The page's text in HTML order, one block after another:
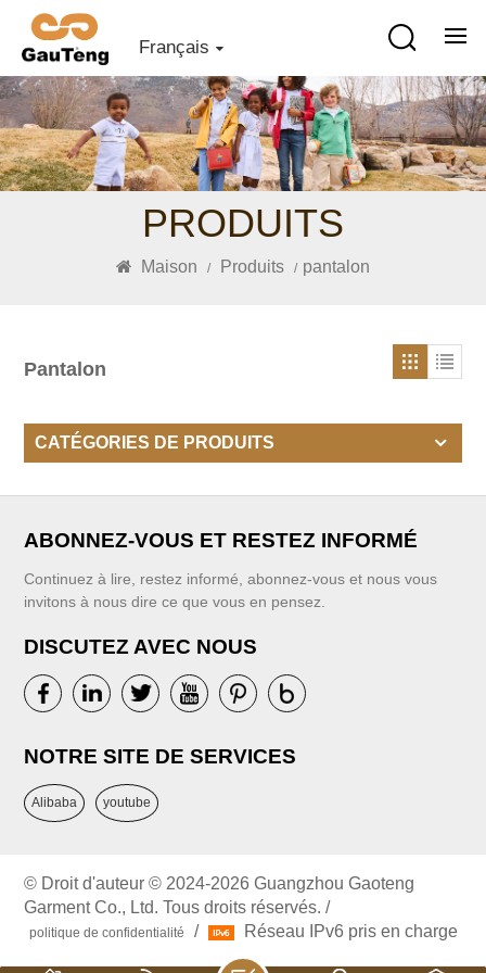
Français
PRODUITS
Maison / Produits / pantalon
Pantalon
CATÉGORIES DE PRODUITS
ABONNEZ-VOUS ET RESTEZ INFORMÉ
Continuez à lire, restez informé, abonnez-vous et nous vous
invitons à nous dire ce que vous en pensez.
DISCUTEZ AVEC NOUS
NOTRE SITE DE SERVICES
Alibaba youtube
© Droit d'auteur © 2024-2026 Guangzhou Gaoteng
Garment Co., Ltd. Tous droits réservés. /
politique de confidentialité / Réseau IPv6 pris en charge